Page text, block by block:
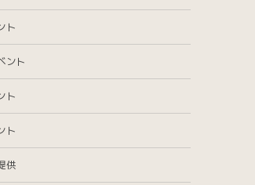
ト
ント
ト
ト
供